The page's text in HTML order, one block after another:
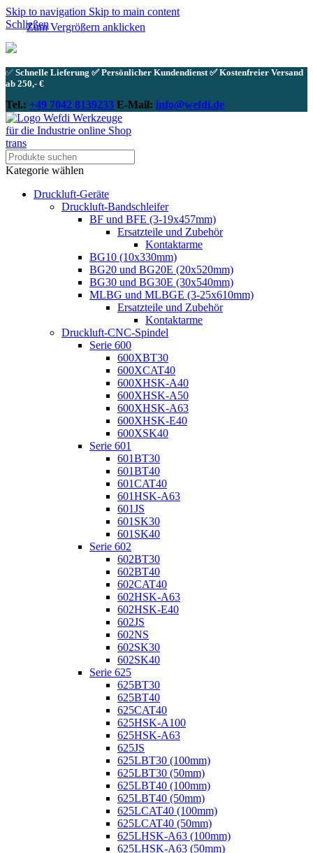
Skip to navigation Skip to main content
Schließen
✅ Schnelle Lieferung ✅ Persönlicher Kundendienst ✅ Kostenfreier Versand
ab 250,- €
Tel.: +49 7042 8139233 E-Mail: info@wefdi.de
Kategorie wählen
Druckluft-Geräte
Druckluft-Bandschleifer
BF und BFE (3-19x457mm)
Ersatzteile und Zubehör
Kontaktarme
BG10 (10x330mm)
BG20 und BG20E (20x520mm)
BG30 und BG30E (30x540mm)
MLBG und MLBGE (3-25x610mm)
Ersatzteile und Zubehör
Kontaktarme
Druckluft-CNC-Spindel
Serie 600
600XBT30
600XCAT40
600XHSK-A40
600XHSK-A50
600XHSK-A63
600XHSK-E40
600XSK40
Serie 601
601BT30
601BT40
601CAT40
601HSK-A63
601JS
601SK30
601SK40
Serie 602
602BT30
602BT40
602CAT40
602HSK-A63
602HSK-E40
602JS
602NS
602SK30
602SK40
Serie 625
625BT30
625BT40
625CAT40
625HSK-A100
625HSK-A63
625JS
625LBT30 (100mm)
625LBT30 (50mm)
625LBT40 (100mm)
625LBT40 (50mm)
625LCAT40 (100mm)
625LCAT40 (50mm)
625LHSK-A63 (100mm)
625LHSK-A63 (50mm)
Zum Vergrößern anklicken